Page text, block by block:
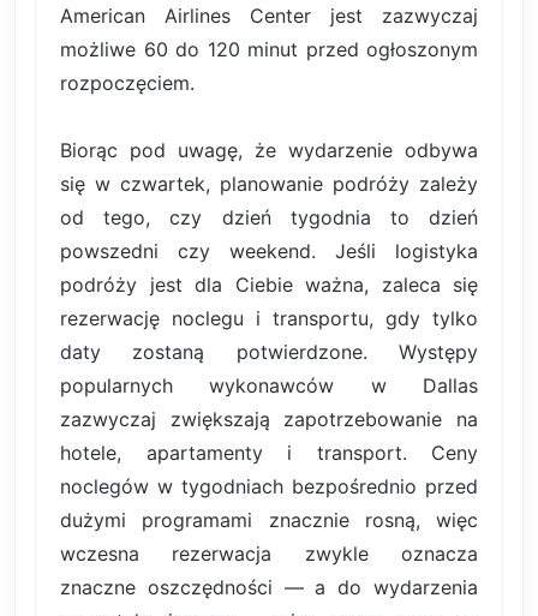
American Airlines Center jest zazwyczaj
możliwe 60 do 120 minut przed ogłoszonym
rozpoczęciem.
Biorąc pod uwagę, że wydarzenie odbywa
się w czwartek, planowanie podróży zależy
od tego, czy dzień tygodnia to dzień
powszedni czy weekend. Jeśli logistyka
podróży jest dla Ciebie ważna, zaleca się
rezerwację noclegu i transportu, gdy tylko
daty zostaną potwierdzone. Występy
popularnych wykonawców w Dallas
zazwyczaj zwiększają zapotrzebowanie na
hotele, apartamenty i transport. Ceny
noclegów w tygodniach bezpośrednio przed
dużymi programami znacznie rosną, więc
wczesna rezerwacja zwykle oznacza
znaczne oszczędności — a do wydarzenia